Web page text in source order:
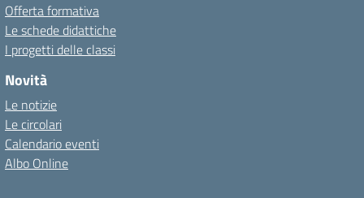
Offerta formativa
Le schede didattiche
I progetti delle classi
Novità
Le notizie
Le circolari
Calendario eventi
Albo Online